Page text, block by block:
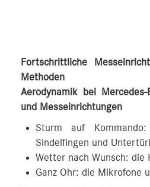
Fortschrittliche
Methoden
Aerodynamik bei
und Messeinrichtungen
Sturm auf
Sindelfingen und
Wetter nach Wunsch: die
Ganz Ohr: die Mikrofone